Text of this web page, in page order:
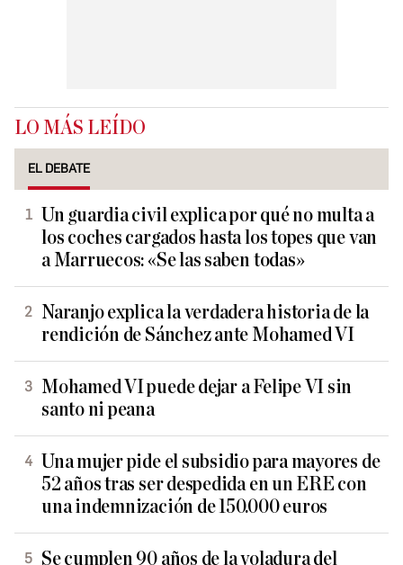
LO MÁS LEÍDO
EL DEBATE
Un guardia civil explica por qué no multa a
los coches cargados hasta los topes que van
a Marruecos: «Se las saben todas»
Naranjo explica la verdadera historia de la
rendición de Sánchez ante Mohamed VI
Mohamed VI puede dejar a Felipe VI sin
santo ni peana
Una mujer pide el subsidio para mayores de
52 años tras ser despedida en un ERE con
una indemnización de 150.000 euros
Se cumplen 90 años de la voladura del